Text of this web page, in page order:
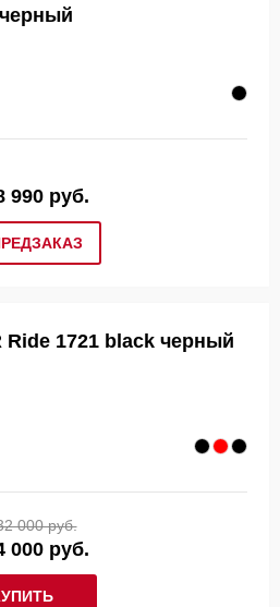
черный
990 руб.
Ride 1721 black черный
000 руб.
000 руб.